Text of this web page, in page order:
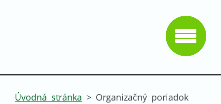
Úvodná stránka > Organizačný poriadok